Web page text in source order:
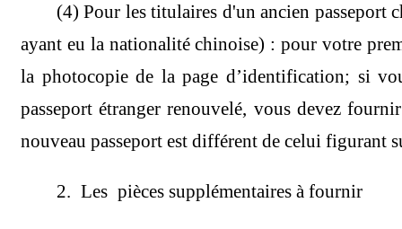
(4) Pour les titulaires d'un ancien passeport
ayant eu la nationalité chinoise) : pour votre
la photocopie de la page d’identification; si
passeport étranger renouvelé, vous devez
nouveau passeport est différent de celui figurant
2. Les pièces supplémentaires à fournir